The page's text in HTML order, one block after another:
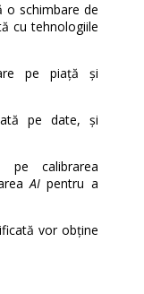
o schimbare de
cu tehnologiile
pe piață și
pe date, și
pe calibrarea
AIpentru a
vor obține